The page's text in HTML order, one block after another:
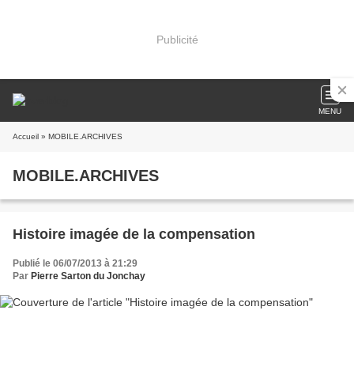
Publicité
MENU
Accueil » MOBILE.ARCHIVES
MOBILE.ARCHIVES
Histoire imagée de la compensation
Publié le 06/07/2013 à 21:29
Par Pierre Sarton du Jonchay